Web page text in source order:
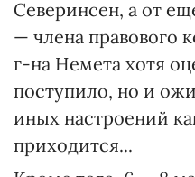
Северинсен, а от
— члена правового
г-на Немета хотя
поступило, но и
иных настроений
приходится...